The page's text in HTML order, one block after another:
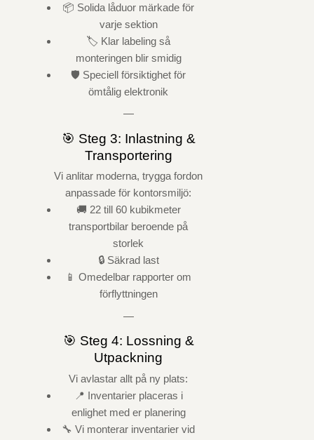
📦 Solida låduor märkade för
varje sektion
🏷️ Klar labeling så
monteringen blir smidig
🛡️ Speciell försiktighet för
ömtålig elektronik
—
🎯 Steg 3: Inlastning &
Transportering
Vi anlitar moderna, trygga fordon
anpassade för kontorsmiljö:
🚚 22 till 60 kubikmeter
transportbilar beroende på
storlek
🔒 Säkrad last
📱 Omedelbar rapporter om
förflyttningen
—
🎯 Steg 4: Lossning &
Utpackning
Vi avlastar allt på ny plats:
📍 Inventarier placeras i
enlighet med er planering
🔧 Vi monterar inventarier vid